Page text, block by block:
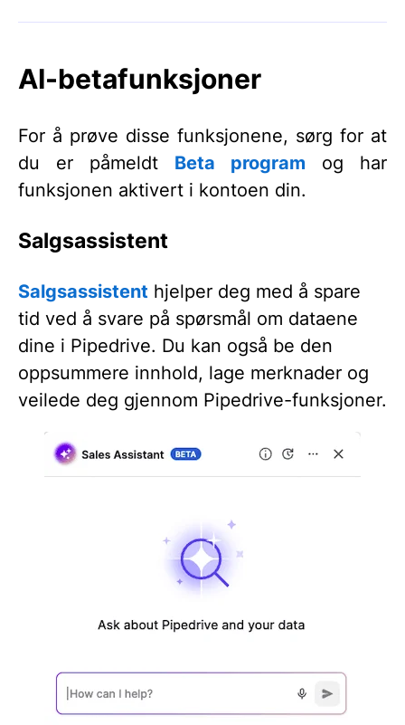
AI-betafunksjoner
For å prøve disse funksjonene, sørg for at
du er påmeldt Beta program og har
funksjonen aktivert i kontoen din.
Salgsassistent
Salgsassistent hjelper deg med å spare
tid ved å svare på spørsmål om dataene
dine i Pipedrive. Du kan også be den
oppsummere innhold, lage merknader og
veilede deg gjennom Pipedrive-funksjoner.